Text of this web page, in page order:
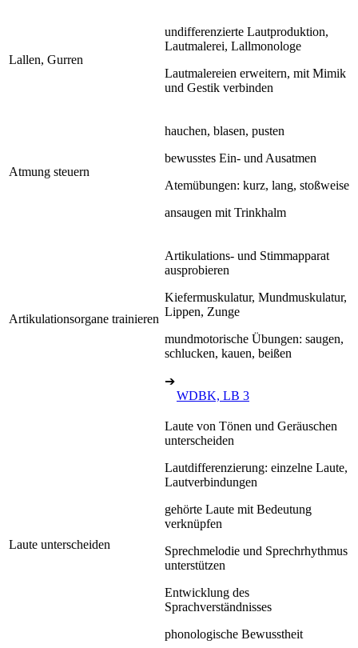
Lallen, Gurren
undifferenzierte Lautproduktion,
Lautmalerei, Lallmonologe
Lautmalereien erweitern, mit Mimik
und Gestik verbinden
Atmung steuern
hauchen, blasen, pusten
bewusstes Ein- und Ausatmen
Atemübungen: kurz, lang, stoßweise
ansaugen mit Trinkhalm
Artikulationsorgane trainieren
Artikulations- und Stimmapparat
ausprobieren
Kiefermuskulatur, Mundmuskulatur,
Lippen, Zunge
mundmotorische Übungen: saugen,
schlucken, kauen, beißen
➔
WDBK, LB 3
Laute unterscheiden
Laute von Tönen und Geräuschen
unterscheiden
Lautdifferenzierung: einzelne Laute,
Lautverbindungen
gehörte Laute mit Bedeutung
verknüpfen
Sprechmelodie und Sprechrhythmus
unterstützen
Entwicklung des
Sprachverständnisses
phonologische Bewusstheit